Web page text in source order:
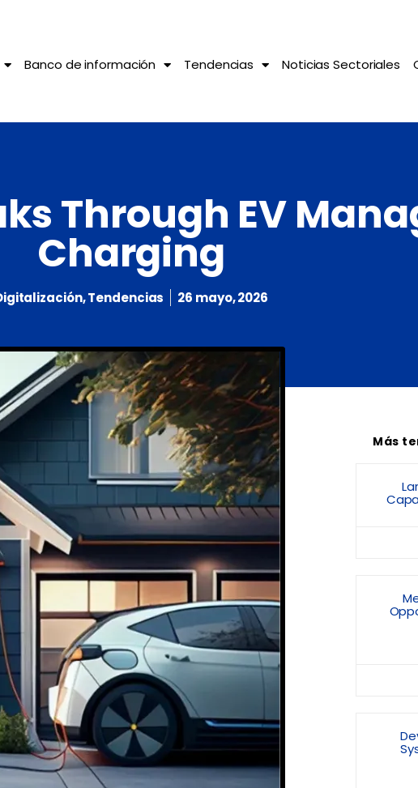
Banco de información Tendencias Noticias Sectoriales
Through EV
Charging
,Tendencias 26 mayo, 2026
Más